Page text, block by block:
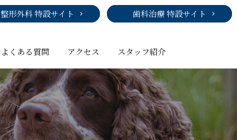
整形外科 特設サイト 歯科治療 特設サイト
よくある質問 アクセス スタッフ紹介